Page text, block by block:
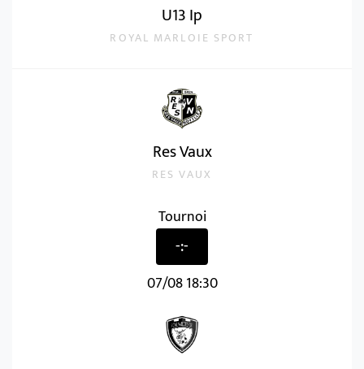
U13 Ip
ROYAL MARLOIE SPORT
Res Vaux
RES VAUX
Tournoi
-:-
07/08 18:30